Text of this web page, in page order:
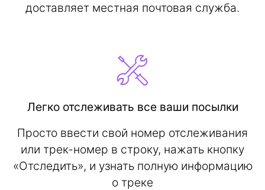
доставляет местная почтовая служба.
Легко отслеживать все ваши посылки
Просто ввести свой номер отслеживания
или трек-номер в строку, нажать кнопку
«Отследить», и узнать полную информацию
о треке